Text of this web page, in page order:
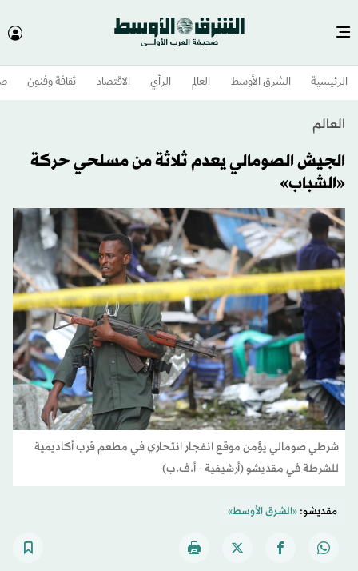
الرئيسية الشرق الأوسط​ العالم الرأي الاقتصاد ثقافة وفنون
العالم
الجيش الصومالي يعدم ثلاثة من مسلحي حركة
«الشباب»
شرطي صومالي يؤمن موقع انفجار انتحاري في مطعم قرب أكاديمية
للشرطة في مقديشو (أرشيفية - أ.ف.ب)
مقديشو:«الشرق الأوسط»